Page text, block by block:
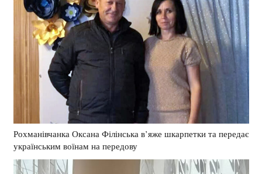
Рохманівчанка Оксана Філінська в’яже шкарпетки та передає
українським воїнам на передову